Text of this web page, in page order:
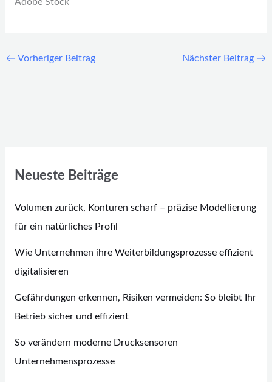
Adobe Stock
← Vorheriger Beitrag Nächster Beitrag →
Neueste Beiträge
Volumen zurück, Konturen scharf – präzise Modellierung
für ein natürliches Profil
Wie Unternehmen ihre Weiterbildungsprozesse effizient
digitalisieren
Gefährdungen erkennen, Risiken vermeiden: So bleibt Ihr
Betrieb sicher und effizient
So verändern moderne Drucksensoren
Unternehmensprozesse